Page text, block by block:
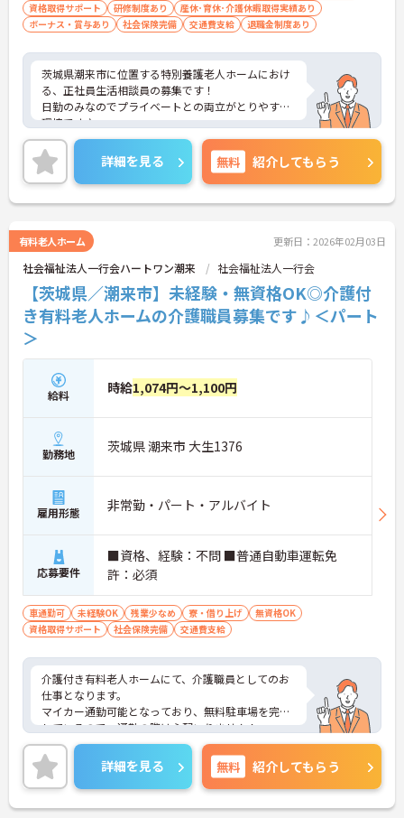
資格取得サポート
研修制度あり
産休･育休･介護休暇取得実績あり
ボーナス・賞与あり
社会保険完備 交通費支給 退職金制度あり
茨城県潮来市に位置する特別養護老人ホームにおけ
る、正社員生活相談員の募集です！
日勤のみなのでプライベートとの両立がとりやすい
環境です♪
ご興味ある方には、面接対策ポイントなど、さらに
詳細をお話しいたしますのでお気軽にご相談くださ
い。
詳細を見る 無料 紹介してもらう
有料老人ホーム 更新日：2026年02月03日
社会福祉法人一行会ハートワン潮来 社会福祉法人一行会
【茨城県／潮来市】未経験・無資格OK◎介護付
き有料老人ホームの介護職員募集です♪＜パート
＞
給料 時給1,074円～1,100円
勤務地 茨城県 潮来市 大生1376
雇用形態 非常勤・パート・アルバイト
応募要件
■資格、経験：不問 ■普通自動車運転免
許：必須
車通勤可 未経験OK 残業少なめ 寮・借り上げ
無資格OK
資格取得サポート
社会保険完備 交通費支給
介護付き有料老人ホームにて、介護職員としてのお
仕事となります。
マイカー通勤可能となっており、無料駐車場を完備
しているので、通勤の際は心配いりません！
無資格の方や経験がない方も応募できるので、これ
から介護職を始めてみたいという方にお勧めの求人
となっております◎
ご興味ある方は面接ポイントをお伝えしますので、
お気軽にお問い合わせください♪
詳細を見る 無料 紹介してもらう